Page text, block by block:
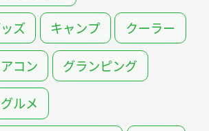
ズ キャンプ クーラー
コン グランピング
グルメ